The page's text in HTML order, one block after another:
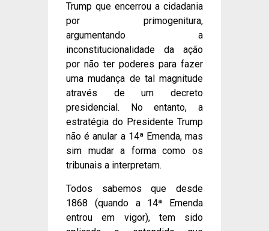
Trump que encerrou a cidadania
por primogenitura,
argumentando a
inconstitucionalidade da ação
por não ter poderes para fazer
uma mudança de tal magnitude
através de um decreto
presidencial. No entanto, a
estratégia do Presidente Trump
não é anular a 14ª Emenda, mas
sim mudar a forma como os
tribunais a interpretam.
Todos sabemos que desde
1868 (quando a 14ª Emenda
entrou em vigor), tem sido